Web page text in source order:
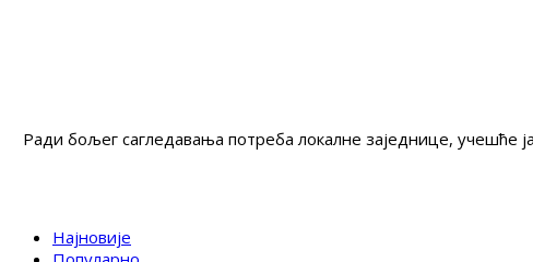
Ради бољег сагледавања потреба локалне заједнице, учешће
Најновије